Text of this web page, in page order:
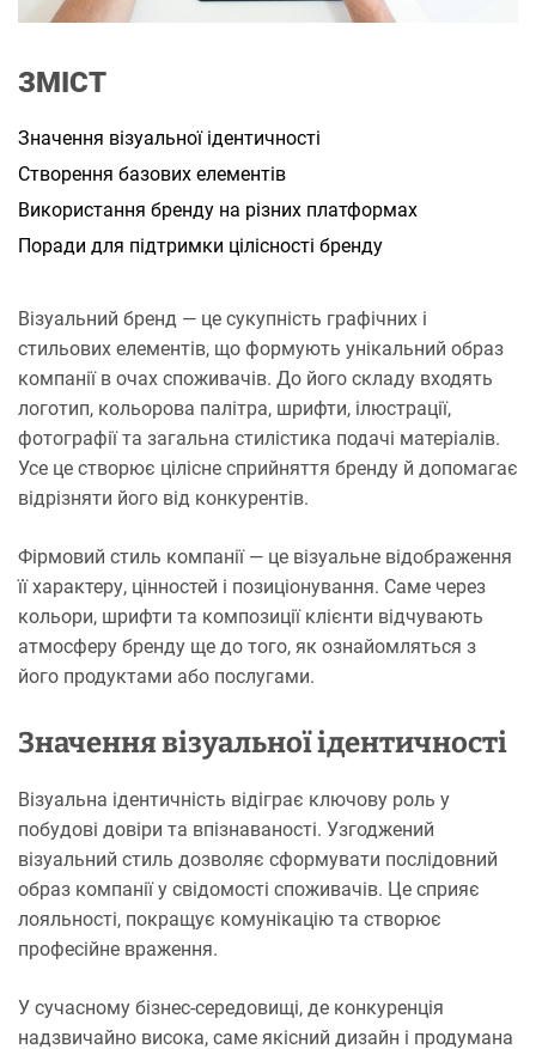
ЗМІСТ
Значення візуальної ідентичності
Створення базових елементів
Використання бренду на різних платформах
Поради для підтримки цілісності бренду
Візуальний бренд — це сукупність графічних і
стильових елементів, що формують унікальний образ
компанії в очах споживачів. До його складу входять
логотип, кольорова палітра, шрифти, ілюстрації,
фотографії та загальна стилістика подачі матеріалів.
Усе це створює цілісне сприйняття бренду й допомагає
відрізняти його від конкурентів.
Фірмовий стиль компанії — це візуальне відображення
її характеру, цінностей і позиціонування. Саме через
кольори, шрифти та композиції клієнти відчувають
атмосферу бренду ще до того, як ознайомляться з
його продуктами або послугами.
Значення візуальної ідентичності
Візуальна ідентичність відіграє ключову роль у
побудові довіри та впізнаваності. Узгоджений
візуальний стиль дозволяє сформувати послідовний
образ компанії у свідомості споживачів. Це сприяє
лояльності, покращує комунікацію та створює
професійне враження.
У сучасному бізнес-середовищі, де конкуренція
надзвичайно висока, саме якісний дизайн і продумана